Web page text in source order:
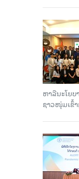
ຫາລືນະໂຍ
ຊາວໜຸ່ມເຂົ້